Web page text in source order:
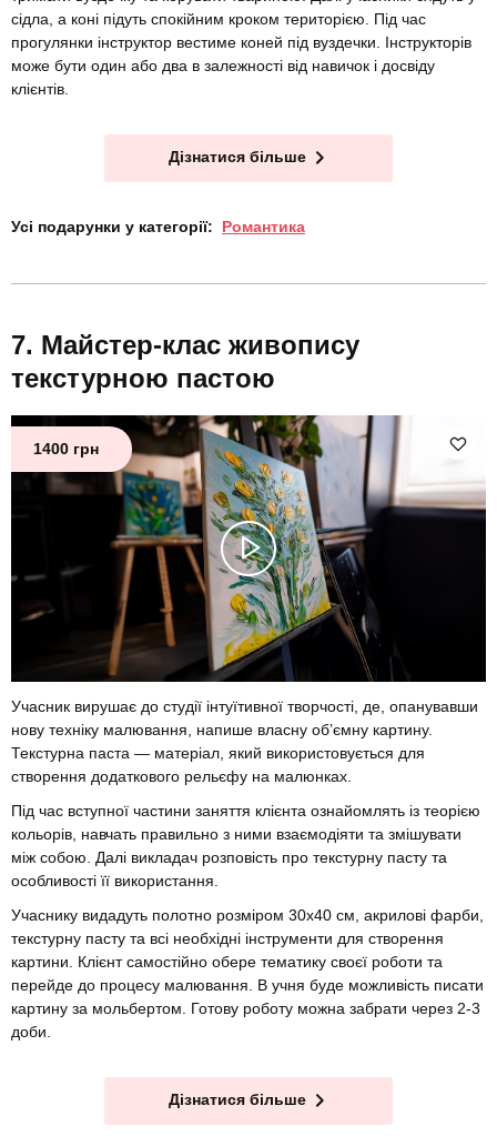
сідла, а коні підуть спокійним кроком територією. Під час
прогулянки інструктор вестиме коней під вуздечки. Інструкторів
може бути один або два в залежності від навичок і досвіду
клієнтів.
Дізнатися більше
Усі подарунки у категорії: Романтика
Майстер-клас живопису
текстурною пастою
1400 грн
Учасник вирушає до студії інтуїтивної творчості, де, опанувавши
нову техніку малювання, напише власну об’ємну картину.
Текстурна паста — матеріал, який використовується для
створення додаткового рельєфу на малюнках.
Під час вступної частини заняття клієнта ознайомлять із теорією
кольорів, навчать правильно з ними взаємодіяти та змішувати
між собою. Далі викладач розповість про текстурну пасту та
особливості її використання.
Учаснику видадуть полотно розміром 30х40 см, акрилові фарби,
текстурну пасту та всі необхідні інструменти для створення
картини. Клієнт самостійно обере тематику своєї роботи та
перейде до процесу малювання. В учня буде можливість писати
картину за мольбертом. Готову роботу можна забрати через 2-3
доби.
Дізнатися більше